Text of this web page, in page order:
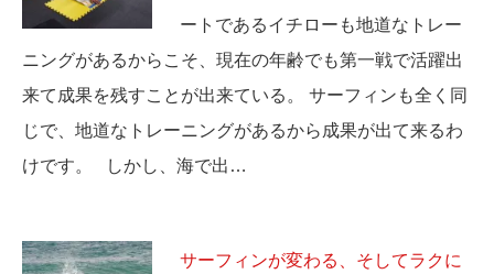
ートであるイチローも地道なトレー
ニングがあるからこそ、現在の年齢でも第一戦で活躍出
来て成果を残すことが出来ている。 サーフィンも全く同
じで、地道なトレーニングがあるから成果が出て来るわ
けです。 しかし、海で出…
サーフィンが変わる、そしてラクに